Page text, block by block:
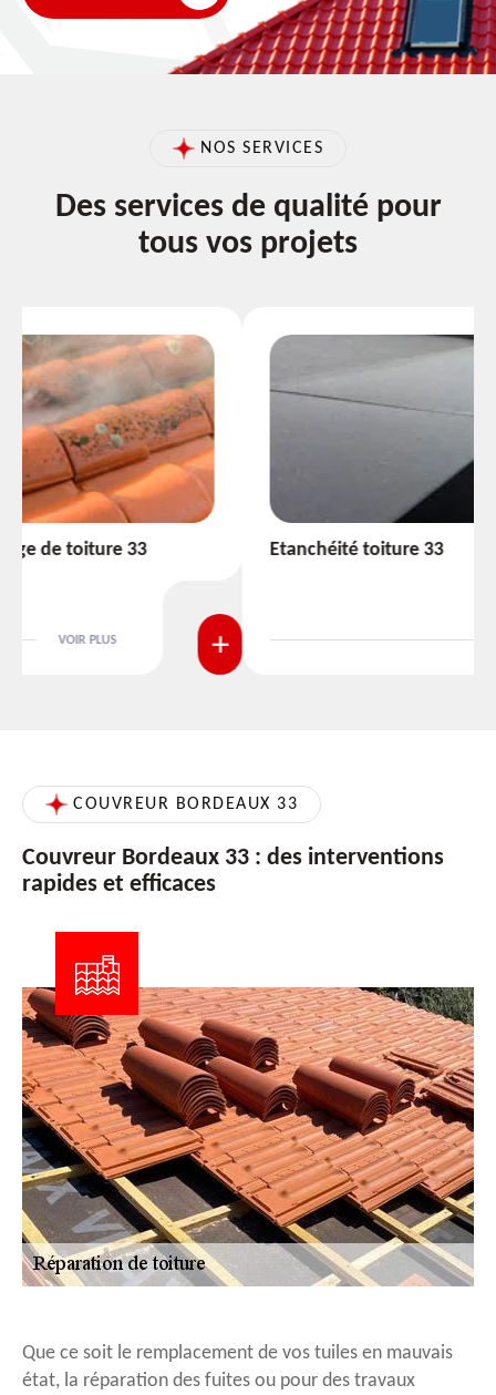
NOS SERVICES
Des services de qualité pour
tous vos projets
Etanchéité toiture 33
VOIR PLUS
COUVREUR BORDEAUX 33
Couvreur Bordeaux 33 : des interventions
rapides et efficaces
Que ce soit le remplacement de vos tuiles en mauvais
état, la réparation des fuites ou pour des travaux